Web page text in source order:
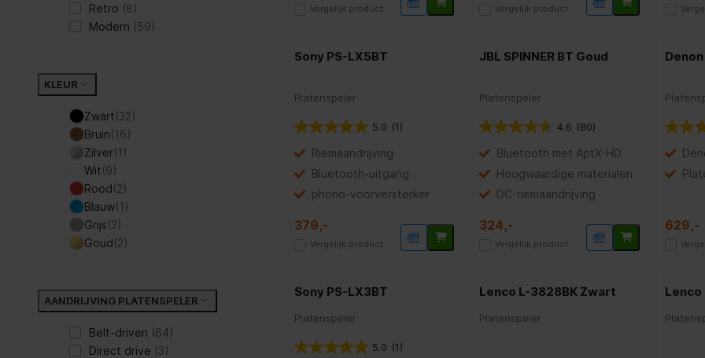
Retro (8)
Modern (59)
KLEUR
Zwart(32)
Bruin(16)
Zilver(1)
Wit(9)
Rood(2)
Blauw(1)
Grijs(3)
Goud(2)
AANDRIJVING PLATENSPELER
Belt-driven (64)
Direct drive (3)
Vergelijk product Vergelijk product
Sony PS-LX5BT
Platenspeler
5.0 (1)
Riem­aandrijving
Bluetooth-uitgang
phono-voorversterker
379,-
Vergelijk product
JBL SPINNER BT Goud
Platenspeler
4.6 (80)
Bluetooth met AptX-HD
Hoogwaardige materialen
DC-riemaandrijving
324,-
Vergelijk product
629,-
Sony PS-LX3BT
Platenspeler
5.0 (1)
Lenco L-3828BK Zwart
Platenspeler
Lenco